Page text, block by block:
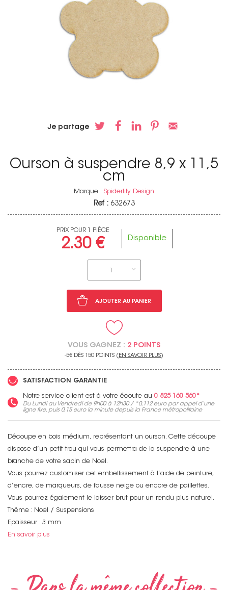
Je partage
Ourson à suspendre 8,9 x 11,5
cm
Marque : Spiderlily Design
Ref : 632673
PRIX POUR 1 PIÈCE
2.30 € Disponible
AJOUTER AU PANIER
VOUS GAGNEZ : 2 POINTS
-5€ DÈS 150 POINTS ( EN SAVOIR PLUS)
SATISFACTION GARANTIE
Notre service client est à votre écoute au 0 825 160 560*
Du Lundi au Vendredi de 9h00 à 12h30 / *0,112 europar appel d’une
ligne fixe, puis 0,15 eurola minute depuis la France métropolitaine
Découpe en bois médium, représentant un ourson. Cette découpe
dispose d’un petit trou qui vous permettra de la suspendre à une
branche de votre sapin de Noël.
Vous pourrez customiser cet embellissement à l’aide de peinture,
d’encre, de marqueurs, de fausse neige ou encore de paillettes.
Vous pourrez également le laisser brut pour un rendu plus naturel.
Thème : Noël / Suspensions
Epaisseur : 3 mm
En savoir plus